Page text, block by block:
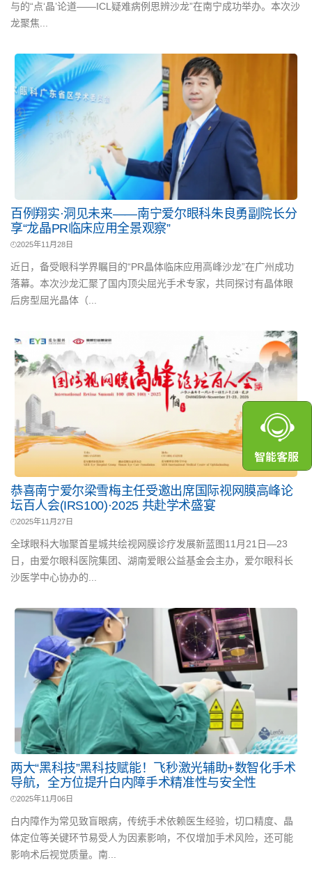
与的“点‘晶’论道——ICL疑难病例思辨沙龙”在南宁成功举办。本次沙
龙聚焦...
百例翔实·洞见未来——南宁爱尔眼科朱良勇副院长分
享“龙晶PR临床应用全景观察”
2025年11月28日
近日，备受眼科学界瞩目的“PR晶体临床应用高峰沙龙”在广州成功
落幕。本次沙龙汇聚了国内顶尖屈光手术专家，共同探讨有晶体眼
后房型屈光晶体（...
恭喜南宁爱尔梁雪梅主任受邀出席国际视网膜高峰论
坛百人会(IRS100)·2025 共赴学术盛宴
2025年11月27日
全球眼科大咖聚首星城共绘视网膜诊疗发展新蓝图11月21日—23
日，由爱尔眼科医院集团、湖南爱眼公益基金会主办，爱尔眼科长
沙医学中心协办的...
两大“黑科技”黑科技赋能！飞秒激光辅助+数智化手术
导航，全方位提升白内障手术精准性与安全性
2025年11月06日
白内障作为常见致盲眼病，传统手术依赖医生经验，切口精度、晶
体定位等关键环节易受人为因素影响，不仅增加手术风险，还可能
影响术后视觉质量。南...